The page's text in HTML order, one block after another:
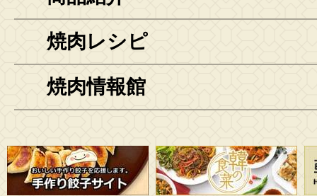
焼肉レシピ
焼肉情報館